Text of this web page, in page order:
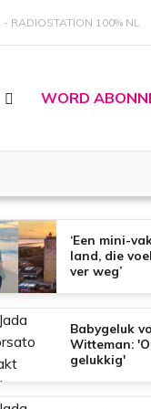
RADIOSTATION 100% NL
WORD
‘Een mini-
land, die
ver weg’
Babygeluk
Witteman:
gelukkig'